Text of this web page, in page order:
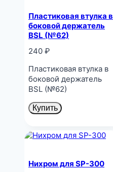
Пластиковая втулка в
боковой держатель
BSL (№62)
240 ₽
Пластиковая втулка в
боковой держатель
BSL (№62)
Купить
Нихром для SP-300